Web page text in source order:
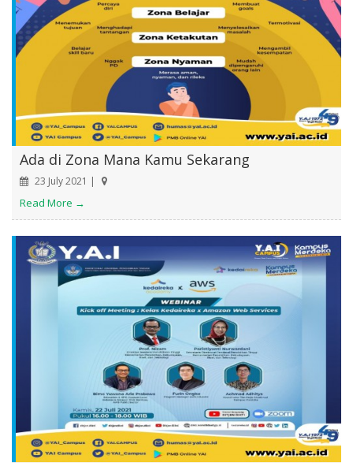
Ada di Zona Mana Kamu Sekarang
23 July 2021 |
Read More →